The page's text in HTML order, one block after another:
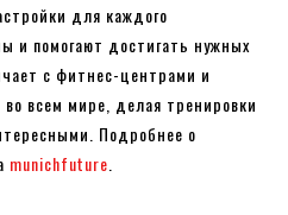
для каждого
и помогают достигать нужных
с фитнес-центрами и
всем мире, делая тренировки
Подробнее о
munichfuture